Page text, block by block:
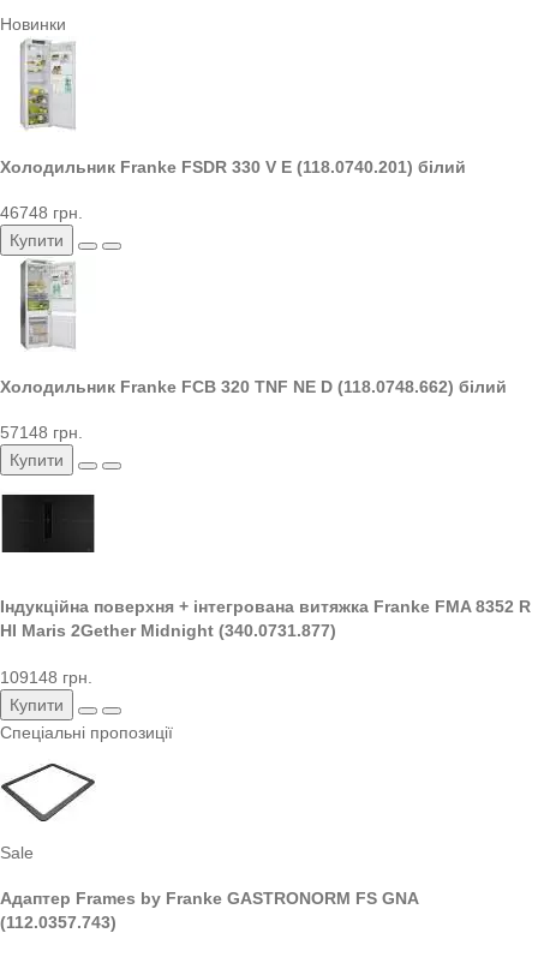
Новинки
Холодильник Franke FSDR 330 V E (118.0740.201) білий
46748 грн.
Купити
Холодильник Franke FCB 320 TNF NE D (118.0748.662) білий
57148 грн.
Купити
Індукційна поверхня + інтегрована витяжка Franke FMA 8352 R
HI Maris 2Gether Midnight (340.0731.877)
109148 грн.
Купити
Спеціальні пропозиції
Sale
Адаптер Frames by Franke GASTRONORM FS GNA
(112.0357.743)